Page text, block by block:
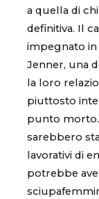
a quella di
definitiva. Il
impegnato in
Jenner, una
la loro
piuttosto
punto
sarebbero
lavorativi di
potrebbe